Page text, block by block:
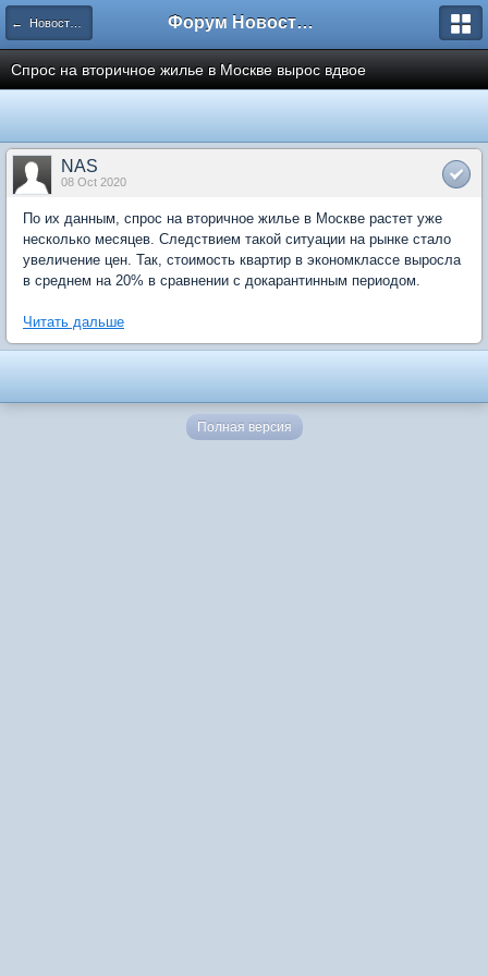
← Новости рынка недвижимости Форум Новостройки
Спрос на вторичное жилье в Москве вырос вдвое
NAS
08 Oct 2020
По их данным, спрос на вторичное жилье в Москве растет уже
несколько месяцев. Следствием такой ситуации на рынке стало
увеличение цен. Так, стоимость квартир в экономклассе выросла
в среднем на 20% в сравнении с докарантинным периодом.
Читать дальше
Полная версия